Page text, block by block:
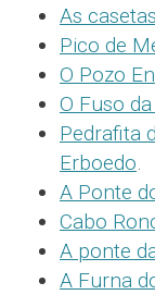
As
Pico de
O Pozo
O Fuso
Pedrafita
Erboedo.
A Ponte
Cabo
A ponte
A Furna